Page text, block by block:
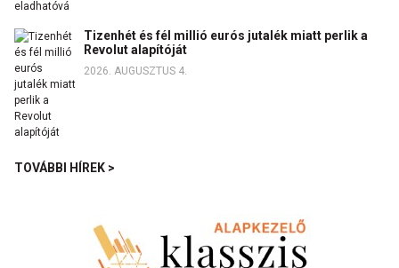
Tizenhét és fél millió eurós jutalék miatt perlik a
Revolut alapítóját
2026. AUGUSZTUS 4.
TOVÁBBI HÍREK >